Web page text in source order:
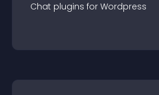
Chat plugins for Wordpress